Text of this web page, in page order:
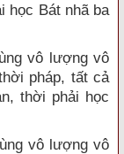
học Bát nhã ba
vô lượng vô
pháp, tất cả
thời phải học
vô lượng vô